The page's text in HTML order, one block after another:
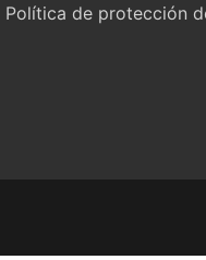
Política de protección